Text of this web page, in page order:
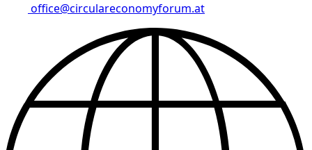
office@circulareconomyforum.at